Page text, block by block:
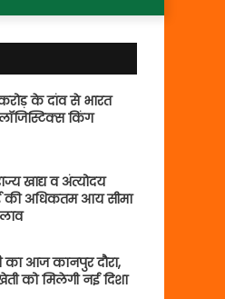
के दांव से भारत
किंग
खाद्य व अंत्योदय
की अधिकतम आय सीमा
का आज कानपुर दौरा,
को मिलेगी नई दिशा